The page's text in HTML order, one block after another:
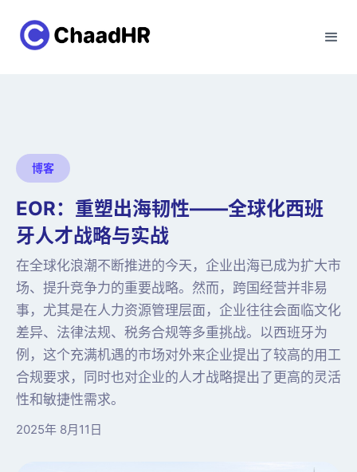
博客
EOR：重塑出海韧性——全球化西班
牙人才战略与实战
在全球化浪潮不断推进的今天，企业出海已成为扩大市
场、提升竞争力的重要战略。然而，跨国经营并非易
事，尤其是在人力资源管理层面，企业往往会面临文化
差异、法律法规、税务合规等多重挑战。以西班牙为
例，这个充满机遇的市场对外来企业提出了较高的用工
合规要求，同时也对企业的人才战略提出了更高的灵活
性和敏捷性需求。
2025年 8月11日